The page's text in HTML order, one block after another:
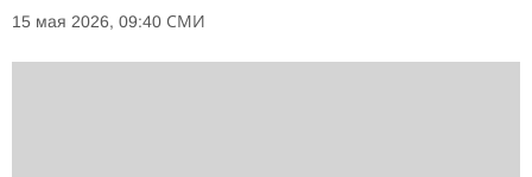
15 мая 2026, 09:40 СМИ